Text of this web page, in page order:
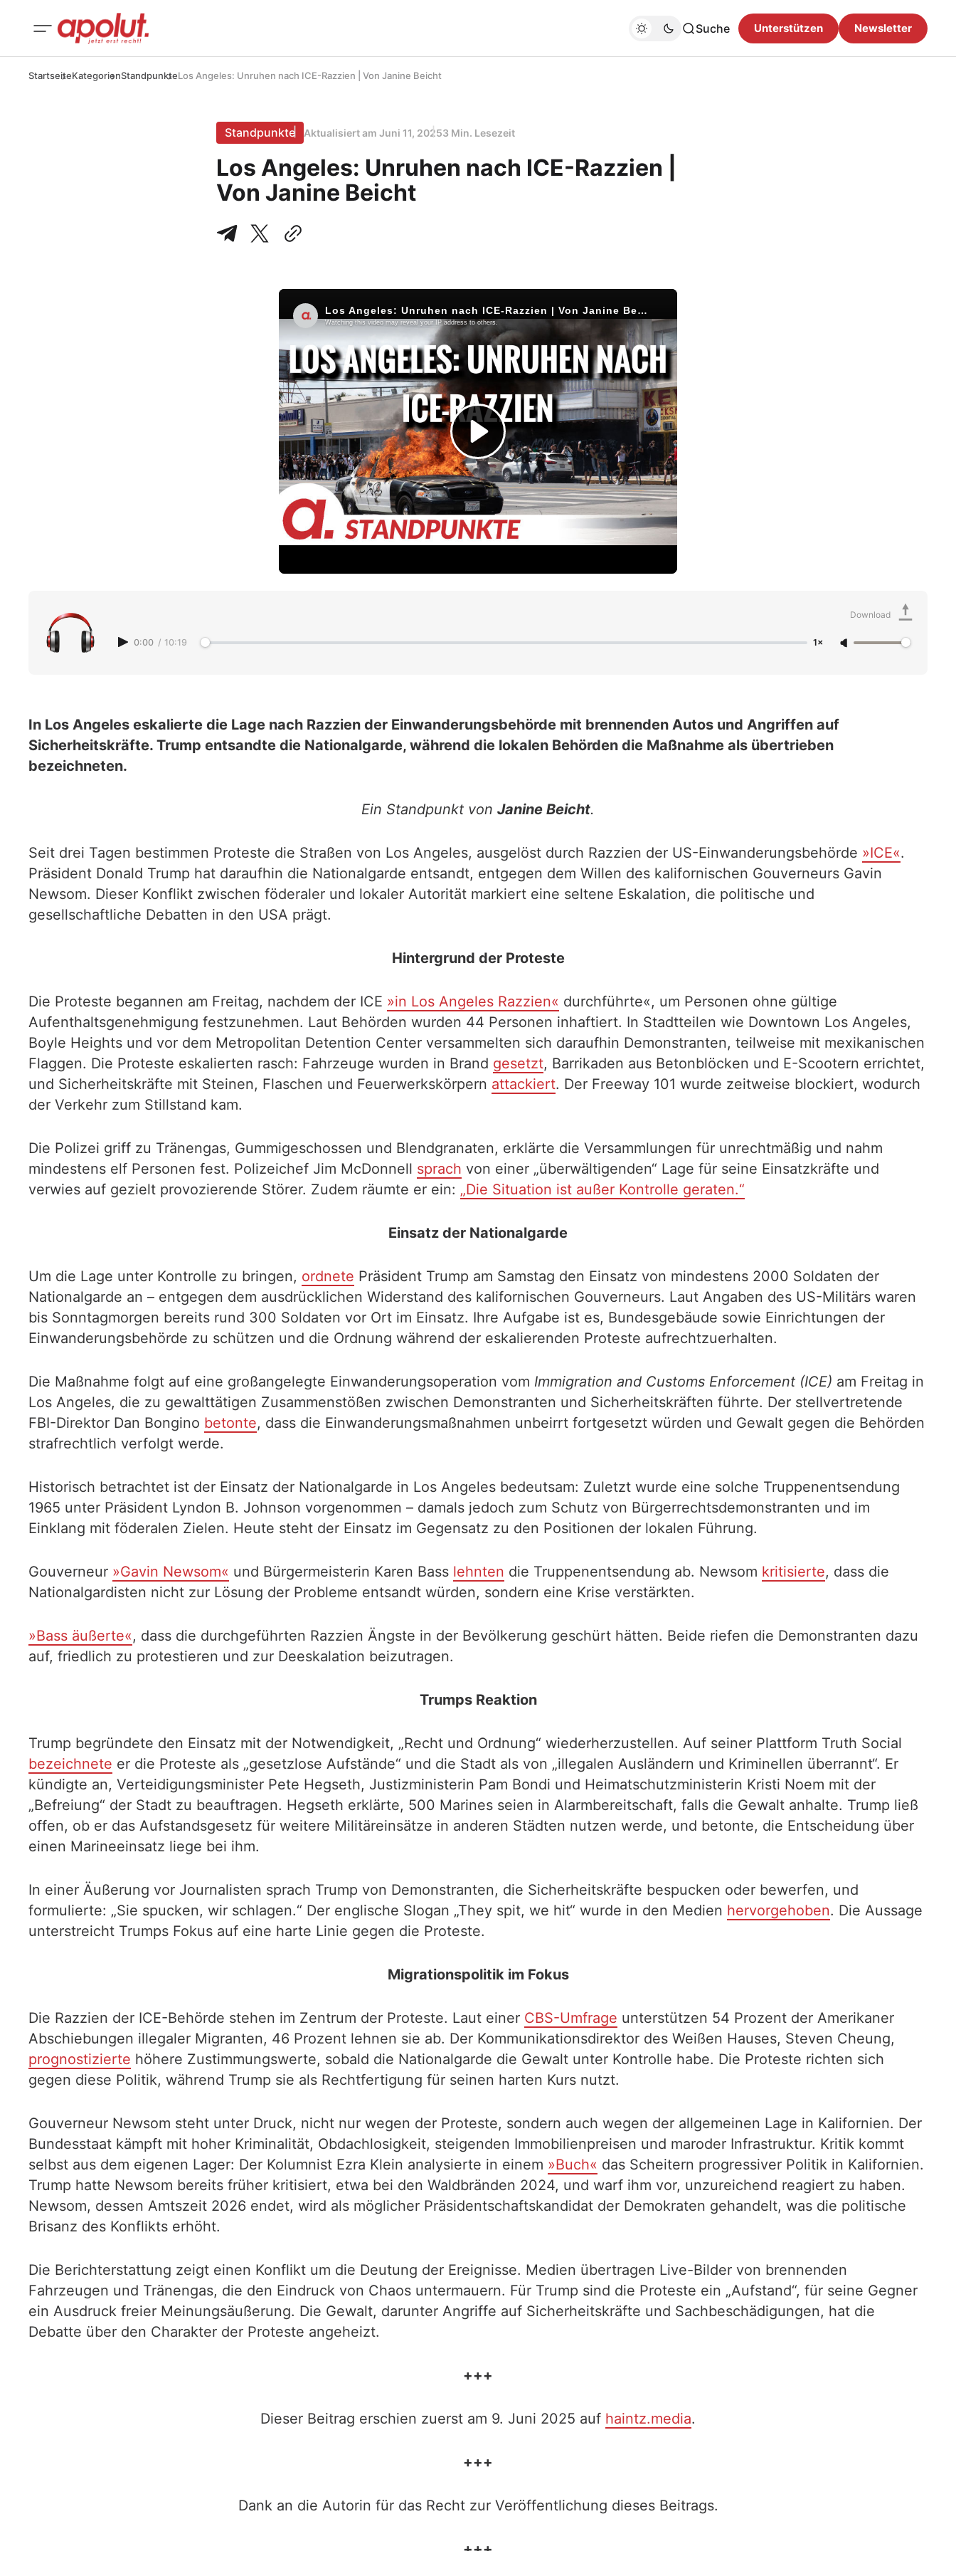
Suche Unterstützen Newsletter
StartseiteKategorienStandpunkteLos Angeles: Unruhen nach ICE-Razzien | Von Janine Beicht
Standpunkte Aktualisiert am Juni 11, 20253 Min. Lesezeit
Los Angeles: Unruhen nach ICE-Razzien |
Von Janine Beicht
0:00 / 10:19 1×
Download
In Los Angeles eskalierte die Lage nach Razzien der Einwanderungsbehörde mit brennenden Autos und Angriffen auf
Sicherheitskräfte. Trump entsandte die Nationalgarde, während die lokalen Behörden die Maßnahme als übertrieben
bezeichneten.
Ein Standpunkt von Janine Beicht.
Seit drei Tagen bestimmen Proteste die Straßen von Los Angeles, ausgelöst durch Razzien der US-Einwanderungsbehörde »ICE«.
Präsident Donald Trump hat daraufhin die Nationalgarde entsandt, entgegen dem Willen des kalifornischen Gouverneurs Gavin
Newsom. Dieser Konflikt zwischen föderaler und lokaler Autorität markiert eine seltene Eskalation, die politische und
gesellschaftliche Debatten in den USA prägt.
Hintergrund der Proteste
Die Proteste begannen am Freitag, nachdem der ICE »in Los Angeles Razzien« durchführte«, um Personen ohne gültige
Aufenthaltsgenehmigung festzunehmen. Laut Behörden wurden 44 Personen inhaftiert. In Stadtteilen wie Downtown Los Angeles,
Boyle Heights und vor dem Metropolitan Detention Center versammelten sich daraufhin Demonstranten, teilweise mit mexikanischen
Flaggen. Die Proteste eskalierten rasch: Fahrzeuge wurden in Brand gesetzt, Barrikaden aus Betonblöcken und E-Scootern errichtet,
und Sicherheitskräfte mit Steinen, Flaschen und Feuerwerkskörpern attackiert. Der Freeway 101 wurde zeitweise blockiert, wodurch
der Verkehr zum Stillstand kam.
Die Polizei griff zu Tränengas, Gummigeschossen und Blendgranaten, erklärte die Versammlungen für unrechtmäßig und nahm
mindestens elf Personen fest. Polizeichef Jim McDonnell sprach von einer „überwältigenden“ Lage für seine Einsatzkräfte und
verwies auf gezielt provozierende Störer. Zudem räumte er ein: „Die Situation ist außer Kontrolle geraten.“
Einsatz der Nationalgarde
Um die Lage unter Kontrolle zu bringen, ordnete Präsident Trump am Samstag den Einsatz von mindestens 2000 Soldaten der
Nationalgarde an – entgegen dem ausdrücklichen Widerstand des kalifornischen Gouverneurs. Laut Angaben des US-Militärs waren
bis Sonntagmorgen bereits rund 300 Soldaten vor Ort im Einsatz. Ihre Aufgabe ist es, Bundesgebäude sowie Einrichtungen der
Einwanderungsbehörde zu schützen und die Ordnung während der eskalierenden Proteste aufrechtzuerhalten.
Die Maßnahme folgt auf eine großangelegte Einwanderungsoperation vom Immigration and Customs Enforcement (ICE) am Freitag in
Los Angeles, die zu gewalttätigen Zusammenstößen zwischen Demonstranten und Sicherheitskräften führte. Der stellvertretende
FBI-Direktor Dan Bongino betonte, dass die Einwanderungsmaßnahmen unbeirrt fortgesetzt würden und Gewalt gegen die Behörden
strafrechtlich verfolgt werde.
Historisch betrachtet ist der Einsatz der Nationalgarde in Los Angeles bedeutsam: Zuletzt wurde eine solche Truppenentsendung
1965 unter Präsident Lyndon B. Johnson vorgenommen – damals jedoch zum Schutz von Bürgerrechtsdemonstranten und im
Einklang mit föderalen Zielen. Heute steht der Einsatz im Gegensatz zu den Positionen der lokalen Führung.
Gouverneur »Gavin Newsom« und Bürgermeisterin Karen Bass lehnten die Truppenentsendung ab. Newsom kritisierte, dass die
Nationalgardisten nicht zur Lösung der Probleme entsandt würden, sondern eine Krise verstärkten.
»Bass äußerte«, dass die durchgeführten Razzien Ängste in der Bevölkerung geschürt hätten. Beide riefen die Demonstranten dazu
auf, friedlich zu protestieren und zur Deeskalation beizutragen.
Trumps Reaktion
Trump begründete den Einsatz mit der Notwendigkeit, „Recht und Ordnung“ wiederherzustellen. Auf seiner Plattform Truth Social
bezeichnete er die Proteste als „gesetzlose Aufstände“ und die Stadt als von „illegalen Ausländern und Kriminellen überrannt“. Er
kündigte an, Verteidigungsminister Pete Hegseth, Justizministerin Pam Bondi und Heimatschutzministerin Kristi Noem mit der
„Befreiung“ der Stadt zu beauftragen. Hegseth erklärte, 500 Marines seien in Alarmbereitschaft, falls die Gewalt anhalte. Trump ließ
offen, ob er das Aufstandsgesetz für weitere Militäreinsätze in anderen Städten nutzen werde, und betonte, die Entscheidung über
einen Marineeinsatz liege bei ihm.
In einer Äußerung vor Journalisten sprach Trump von Demonstranten, die Sicherheitskräfte bespucken oder bewerfen, und
formulierte: „Sie spucken, wir schlagen.“ Der englische Slogan „They spit, we hit“ wurde in den Medien hervorgehoben. Die Aussage
unterstreicht Trumps Fokus auf eine harte Linie gegen die Proteste.
Migrationspolitik im Fokus
Die Razzien der ICE-Behörde stehen im Zentrum der Proteste. Laut einer CBS-Umfrage unterstützen 54 Prozent der Amerikaner
Abschiebungen illegaler Migranten, 46 Prozent lehnen sie ab. Der Kommunikationsdirektor des Weißen Hauses, Steven Cheung,
prognostizierte höhere Zustimmungswerte, sobald die Nationalgarde die Gewalt unter Kontrolle habe. Die Proteste richten sich
gegen diese Politik, während Trump sie als Rechtfertigung für seinen harten Kurs nutzt.
Gouverneur Newsom steht unter Druck, nicht nur wegen der Proteste, sondern auch wegen der allgemeinen Lage in Kalifornien. Der
Bundesstaat kämpft mit hoher Kriminalität, Obdachlosigkeit, steigenden Immobilienpreisen und maroder Infrastruktur. Kritik kommt
selbst aus dem eigenen Lager: Der Kolumnist Ezra Klein analysierte in einem »Buch« das Scheitern progressiver Politik in Kalifornien.
Trump hatte Newsom bereits früher kritisiert, etwa bei den Waldbränden 2024, und warf ihm vor, unzureichend reagiert zu haben.
Newsom, dessen Amtszeit 2026 endet, wird als möglicher Präsidentschaftskandidat der Demokraten gehandelt, was die politische
Brisanz des Konflikts erhöht.
Die Berichterstattung zeigt einen Konflikt um die Deutung der Ereignisse. Medien übertragen Live-Bilder von brennenden
Fahrzeugen und Tränengas, die den Eindruck von Chaos untermauern. Für Trump sind die Proteste ein „Aufstand“, für seine Gegner
ein Ausdruck freier Meinungsäußerung. Die Gewalt, darunter Angriffe auf Sicherheitskräfte und Sachbeschädigungen, hat die
Debatte über den Charakter der Proteste angeheizt.
+++
Dieser Beitrag erschien zuerst am 9. Juni 2025 auf haintz.media.
+++
Dank an die Autorin für das Recht zur Veröffentlichung dieses Beitrags.